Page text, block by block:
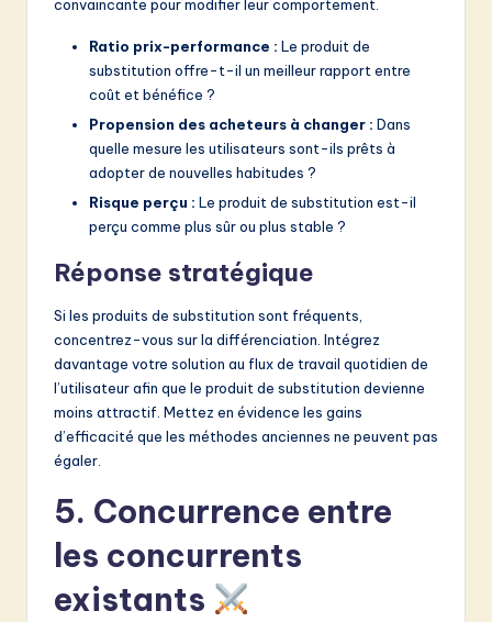
convaincante pour modifier leur comportement.
Ratio prix-performance : Le produit de
substitution offre-t-il un meilleur rapport entre
coût et bénéfice ?
Propension des acheteurs à changer : Dans
quelle mesure les utilisateurs sont-ils prêts à
adopter de nouvelles habitudes ?
Risque perçu : Le produit de substitution est-il
perçu comme plus sûr ou plus stable ?
Réponse stratégique
Si les produits de substitution sont fréquents,
concentrez-vous sur la différenciation. Intégrez
davantage votre solution au flux de travail quotidien de
l’utilisateur afin que le produit de substitution devienne
moins attractif. Mettez en évidence les gains
d’efficacité que les méthodes anciennes ne peuvent pas
égaler.
5. Concurrence entre
les concurrents
existants